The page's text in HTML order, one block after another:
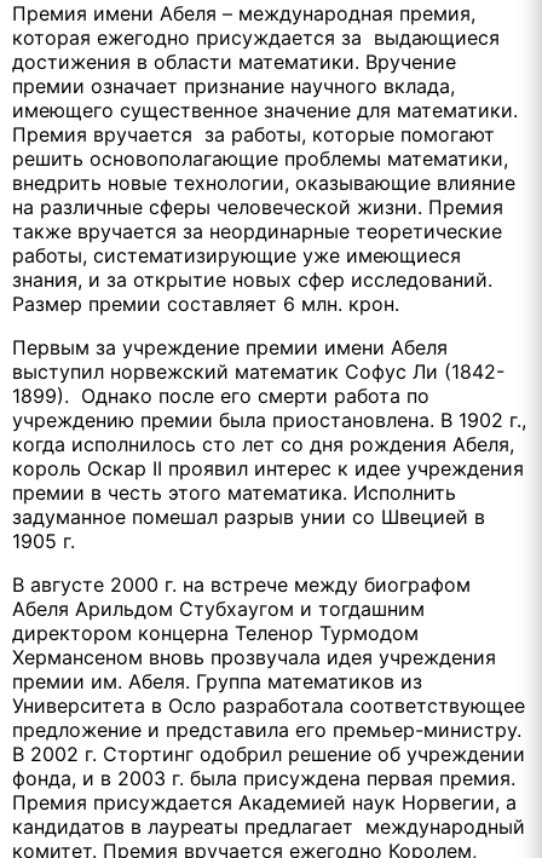
Премия имени Абеля – международная премия,
которая ежегодно присуждается за выдающиеся
достижения в области математики. Вручение
премии означает признание научного вклада,
имеющего существенное значение для математики.
Премия вручается за работы, которые помогают
решить основополагающие проблемы математики,
внедрить новые технологии, оказывающие влияние
на различные сферы человеческой жизни. Премия
также вручается за неординарные теоретические
работы, систематизирующие уже имеющиеся
знания, и за открытие новых сфер исследований.
Размер премии составляет 6 млн. крон.
Первым за учреждение премии имени Абеля
выступил норвежский математик Софус Ли (1842-
1899). Однако после его смерти работа по
учреждению премии была приостановлена. В 1902 г.,
когда исполнилось сто лет со дня рождения Абеля,
король Оскар II проявил интерес к идее учреждения
премии в честь этого математика. Исполнить
задуманное помешал разрыв унии со Швецией в
1905 г.
В августе 2000 г. на встрече между биографом
Абеля Арильдом Стубхаугом и тогдашним
директором концерна Теленор Турмодом
Хермансеном вновь прозвучала идея учреждения
премии им. Абеля. Группа математиков из
Университета в Осло разработала соответствующее
предложение и представила его премьер-министру.
В 2002 г. Стортинг одобрил решение об учреждении
фонда, и в 2003 г. была присуждена первая премия.
Премия присуждается Академией наук Норвегии, а
кандидатов в лауреаты предлагает международный
комитет. Премия вручается ежегодно Королем,